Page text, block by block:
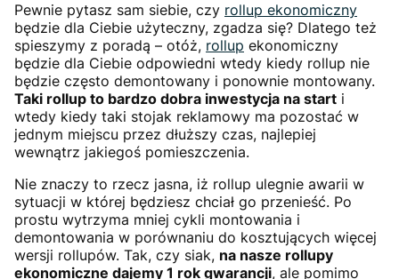
Pewnie pytasz sam siebie, czy rollup ekonomiczny
będzie dla Ciebie użyteczny, zgadza się? Dlatego też
spieszymy z poradą – otóż, rollup ekonomiczny
będzie dla Ciebie odpowiedni wtedy kiedy rollup nie
będzie często demontowany i ponownie montowany.
Taki rollup to bardzo dobra inwestycja na start i
wtedy kiedy taki stojak reklamowy ma pozostać w
jednym miejscu przez dłuższy czas, najlepiej
wewnątrz jakiegoś pomieszczenia.
Nie znaczy to rzecz jasna, iż rollup ulegnie awarii w
sytuacji w której będziesz chciał go przenieść. Po
prostu wytrzyma mniej cykli montowania i
demontowania w porównaniu do kosztujących więcej
wersji rollupów. Tak, czy siak, na nasze rollupy
ekonomiczne dajemy 1 rok gwarancji, ale pomimo